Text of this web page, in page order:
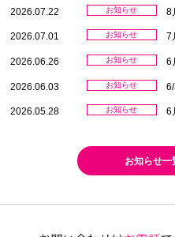
2026.07.22 お知らせ 8
2026.07.01 お知らせ 7
2026.06.26 お知らせ 6
2026.06.03 お知らせ
2026.05.28 お知らせ 6
お知らせ一